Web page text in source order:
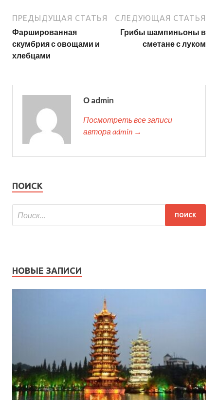
ПРЕДЫДУЩАЯ СТАТЬЯ
Фаршированная
скумбрия с овощами и
хлебцами
СЛЕДУЮЩАЯ СТАТЬЯ
Грибы шампиньоны в
сметане с луком
О admin
Посмотреть все записи
автора admin →
ПОИСК
НОВЫЕ ЗАПИСИ